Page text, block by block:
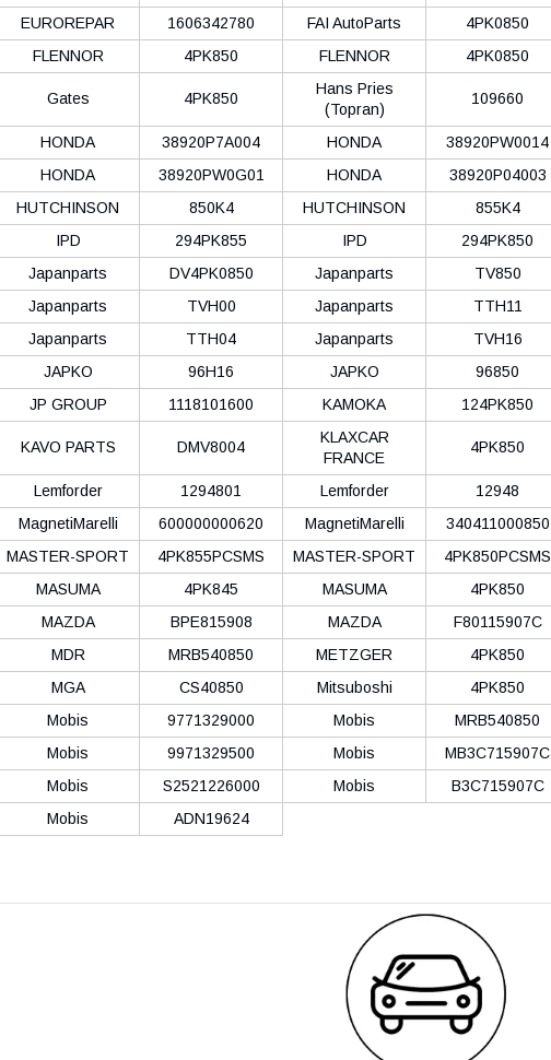
EUROREPAR
1606342780 FAI AutoParts 4PK0850
FLENNOR
4PK850 FLENNOR 4PK0850
Gates 4PK850
Hans Pries
(Topran)
109660
HONDA 38920P7A004 HONDA 38920PW0014
HONDA
38920PW0G01 HONDA 38920P04003
HUTCHINSON
850K4 HUTCHINSON 855K4
IPD
294PK855 IPD 294PK850
Japanparts
DV4PK0850 Japanparts TV850
Japanparts
TVH00 Japanparts TTH11
Japanparts
TTH04 Japanparts TVH16
JAPKO
96H16 JAPKO 96850
JP GROUP
1118101600 KAMOKA 124PK850
KAVO PARTS DMV8004
KLAXCAR
FRANCE
4PK850
Lemforder 1294801 Lemforder 12948
MagnetiMarelli
600000000620 MagnetiMarelli 340411000850
MASTER-SPORT
4PK855PCSMS MASTER-SPORT 4PK850PCSMS
MASUMA
4PK845 MASUMA 4PK850
MAZDA
BPE815908 MAZDA F80115907C
MDR
MRB540850 METZGER 4PK850
MGA
CS40850 Mitsuboshi 4PK850
Mobis
9771329000 Mobis MRB540850
Mobis
9971329500 Mobis MB3C715907C
Mobis
S2521226000 Mobis B3C715907C
Mobis
ADN19624